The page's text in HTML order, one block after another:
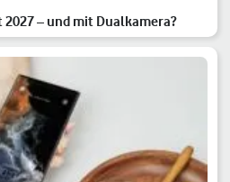
2027 – und mit Dualkamera?